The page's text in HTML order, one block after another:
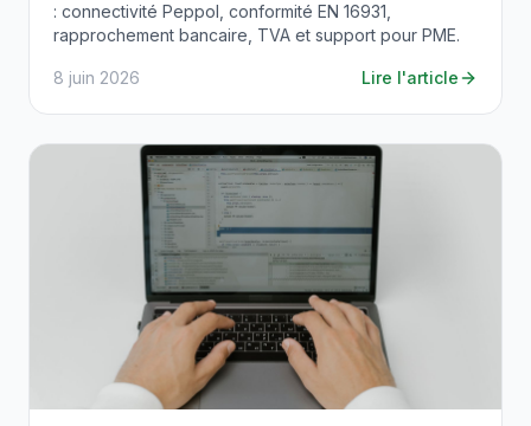
: connectivité Peppol, conformité EN 16931,
rapprochement bancaire, TVA et support pour PME.
8 juin 2026 Lire l'article